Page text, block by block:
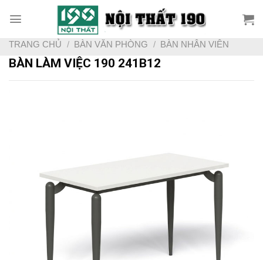
TRANG CHỦ / BÀN VĂN PHÒNG / BÀN NHÂN VIÊN
BÀN LÀM VIỆC 190 241B12